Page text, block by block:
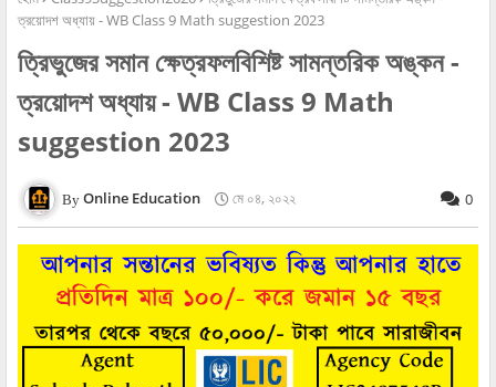
ত্রয়োদশ অধ্যায় - WB Class 9 Math suggestion 2023
ত্রিভুজের সমান ক্ষেত্রফলবিশিষ্ট সামন্তরিক অঙ্কন -
ত্রয়োদশ অধ্যায় - WB Class 9 Math
suggestion 2023
Online Education মে ০৪, ২০২২ 0